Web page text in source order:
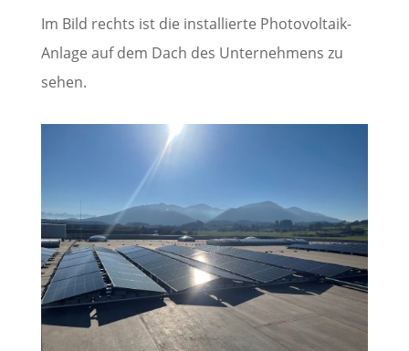
Im Bild rechts ist die installierte Photovoltaik-
Anlage auf dem Dach des Unternehmens zu
sehen.